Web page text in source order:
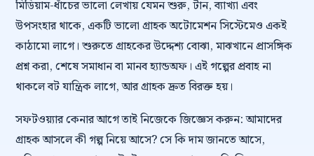
মিডিয়াম-ধাঁচের ভালো লেখায় যেমন শুরু, টান, ব্যাখ্যা এবং
উপসংহার থাকে, একটি ভালো গ্রাহক অটোমেশন সিস্টেমেও একই
কাঠামো লাগে। শুরুতে গ্রাহকের উদ্দেশ্য বোঝা, মাঝখানে প্রাসঙ্গিক
প্রশ্ন করা, শেষে সমাধান বা মানব হ্যান্ডঅফ। এই গল্পের প্রবাহ না
থাকলে বট যান্ত্রিক লাগে, আর গ্রাহক দ্রুত বিরক্ত হয়।
সফটওয়্যার কেনার আগে তাই নিজেকে জিজ্ঞেস করুন: আমাদের
গ্রাহক আসলে কী গল্প নিয়ে আসে? সে কি দাম জানতে আসে,